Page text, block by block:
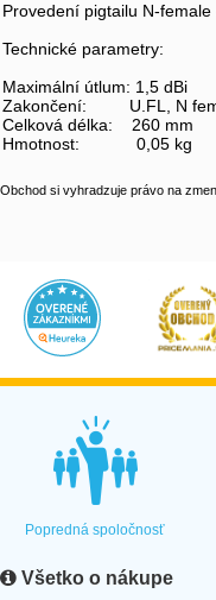
Provedení pigtailu N-
Technické parametry:
Maximální útlum: 1,5 dBi
Zakončení: U.FL, N
Celková délka: 260 mm
Hmotnost: 0,05 kg
Obchod si vyhradzuje právo na
Popredná spoločnosť
Všetko o nákupe